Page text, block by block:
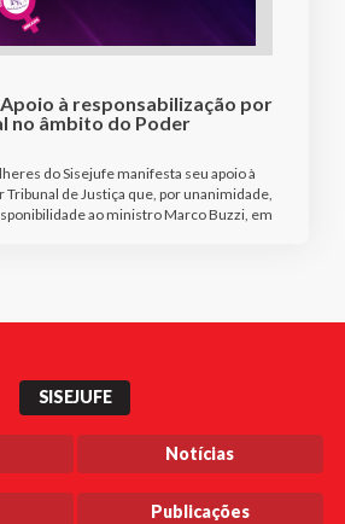
à responsabilização por
no âmbito do Poder
do Sisejufe manifesta seu apoio à
Tribunal de Justiça que, por unanimidade,
ao ministro Marco Buzzi, em
SISEJUFE
Notícias
Publicações